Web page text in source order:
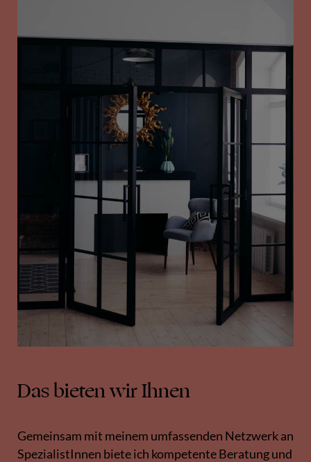
Das bieten wir Ihnen
Gemeinsam mit meinem umfassenden Netzwerk an
SpezialistInnen biete ich kompetente Beratung und